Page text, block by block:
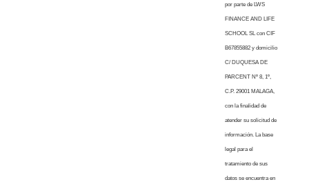
por parte de LWS
FINANCE AND LIFE
SCHOOL SL con CIF
B67855882 y domicilio
C/ DUQUESA DE
PARCENT Nº 8, 1º,
C.P. 29001 MALAGA,
con la finalidad de
atender su solicitud de
información. La base
legal para el
tratamiento de sus
datos se encuentra en